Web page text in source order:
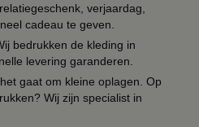
verjaardag,
cadeau te geven.
bedrukken de kleding in
levering garanderen.
gaat om kleine oplagen. Op
Wij zijn specialist in